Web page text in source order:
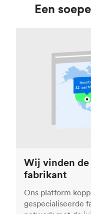
Een
Wij vinden
fabrikant
Ons platform
gespecialiseerde